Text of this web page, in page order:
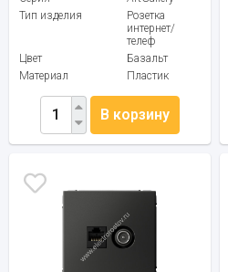
Тип изделия
Розетка
интернет/
телеф
Цвет
Базальт
Материал
Пластик
В корзину